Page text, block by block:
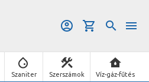
Szaniter Szerszámok Víz-gáz-fűtés